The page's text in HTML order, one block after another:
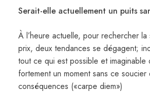
Serait-elle actuellement un puits
À l’heure actuelle, pour rechercher
prix, deux tendances se dégagent;
tout ce qui est possible et imaginable
fortement un moment sans ce soucier
conséquences («carpe diem»)